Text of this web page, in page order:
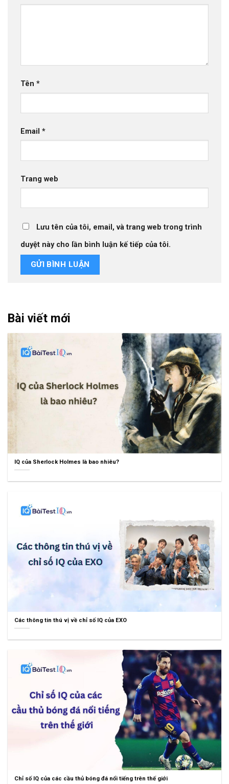
Tên *
Email *
Trang web
Lưu tên của tôi, email, và trang web trong trình
duyệt này cho lần bình luận kế tiếp của tôi.
Bài viết mới
IQ của Sherlock Holmes là bao nhiêu?
Các thông tin thú vị về chỉ số IQ của EXO
Chỉ số IQ của các cầu thủ bóng đá nổi tiếng trên thế giới